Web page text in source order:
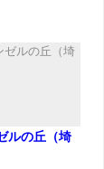
ルの丘（埼